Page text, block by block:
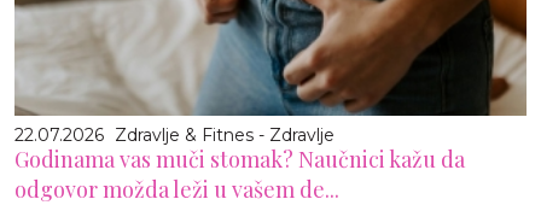
22.07.2026 Zdravlje & Fitnes - Zdravlje
Godinama vas muči stomak? Naučnici kažu da
odgovor možda leži u vašem de...